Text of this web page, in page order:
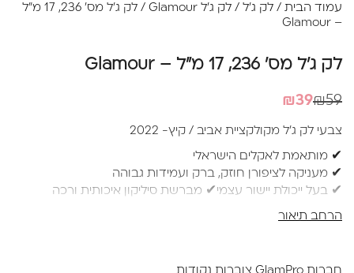
עמוד הבית / לק ג'ל / לק ג'ל Glamour
/ לק ג'ל מס' 236, 17 מ"ל
– Glamour
לק ג'ל מס' 236, 17 מ"ל – Glamour
₪59
המחיר
היה:
₪59.
₪39
המחיר
הוא:
₪39.
צבעי לק ג'ל מקולקציית אביב / קיץ- 2022
✔ מותאמת לאקלים הישראלי
✔ מעניקה לציפורן חוזק, ברק ועמידות גבוהה
✔ בעל ייכולת יישור עצמי✔ מברשת סיליקון איכותית ורכה
הרחב תיאור